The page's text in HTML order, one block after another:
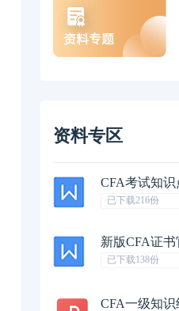
资料专区
CFA考试知
已下载216份
新版CFA证
已下载138份
CFA一级知识